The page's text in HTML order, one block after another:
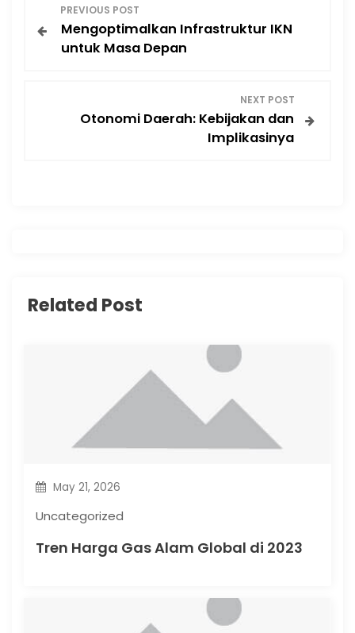
o
g
PREVIOUS POST
Mengoptimalkan Infrastruktur IKN
untuk Masa Depan
NEXT POST
Otonomi Daerah: Kebijakan dan
Implikasinya
Related Post
May 21, 2026
Uncategorized
Tren Harga Gas Alam Global di 2023